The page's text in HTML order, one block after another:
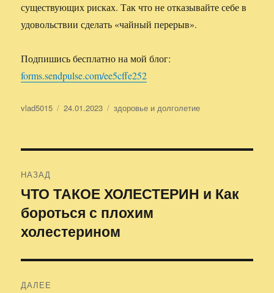
существующих рисках. Так что не отказывайте себе в
удовольствии сделать «чайный перерыв».
Подпишись бесплатно на мой блог:
forms.sendpulse.com/ee5cffe252
Автор
vlad5015 Опубликовано
24.01.2023 Рубрики
здоровье и долголетие
по
записям
НАЗАД
Предыдущая
запись:
ЧТО ТАКОЕ ХОЛЕСТЕРИН и Как
бороться с плохим
холестерином
ДАЛЕЕ